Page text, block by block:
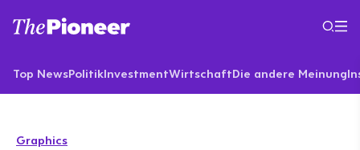
Top NewsPolitikInvestmentWirtschaftDie andere Meinung
Graphics